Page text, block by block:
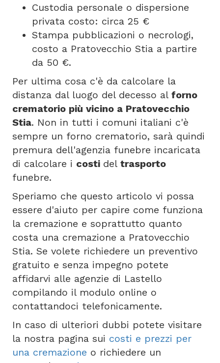
Custodia personale o dispersione
privata costo: circa 25 €
Stampa pubblicazioni o necrologi,
costo a Pratovecchio Stia a partire
da 50 €.
Per ultima cosa c'è da calcolare la
distanza dal luogo del decesso al forno
crematorio più vicino a Pratovecchio
Stia. Non in tutti i comuni italiani c'è
sempre un forno crematorio, sarà quindi
premura dell'agenzia funebre incaricata
di calcolare i costi del trasporto
funebre.
Speriamo che questo articolo vi possa
essere d'aiuto per capire come funziona
la cremazione e soprattutto quanto
costa una cremazione a Pratovecchio
Stia. Se volete richiedere un preventivo
gratuito e senza impegno potete
affidarvi alle agenzie di Lastello
compilando il modulo online o
contattandoci telefonicamente.
In caso di ulteriori dubbi potete visitare
la nostra pagina sui costi e prezzi per
una cremazione o richiedere un